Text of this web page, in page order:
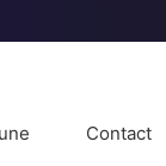
Contact